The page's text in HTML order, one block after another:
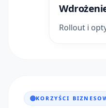
Rollout i
KORZYŚCI